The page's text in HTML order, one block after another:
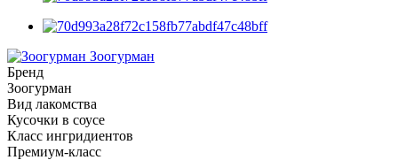
Зоогурман
Бренд
Зоогурман
Вид лакомства
Кусочки в соусе
Класс ингридиентов
Премиум-класс